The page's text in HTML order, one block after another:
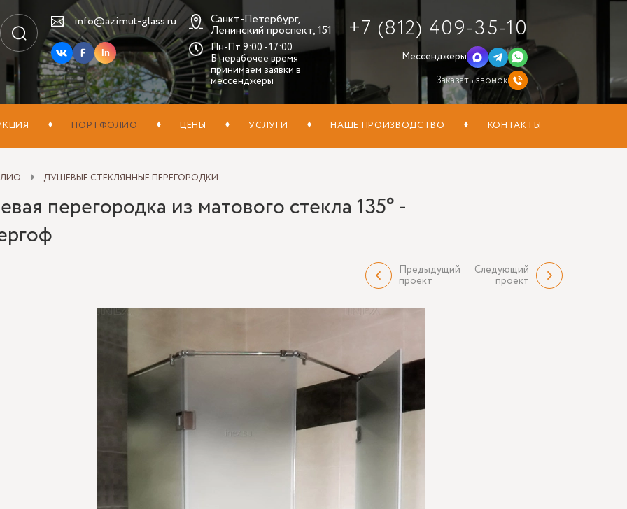
info@azimut-glass.ru
In
Санкт-Петербург,
Ленинский проспект, 151
Пн-Пт 9:00 - 17:00
В нерабочее время
принимаем заявки в
мессенджеры
+7 (812) 409-35-10
Мессенджеры
Заказать звонок
ПОРТФОЛИО ЦЕНЫ УСЛУГИ НАШЕ ПРОИЗВОДСТВО КОНТАКТЫ
ДУШЕВЫЕ СТЕКЛЯННЫЕ ПЕРЕГОРОДКИ
перегородка из матового стекла 135° -
Предыдущий
проект
Следующий
проект